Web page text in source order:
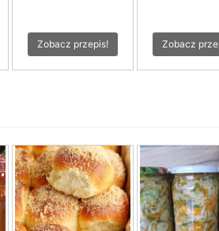
Zobacz przepis! Zobacz